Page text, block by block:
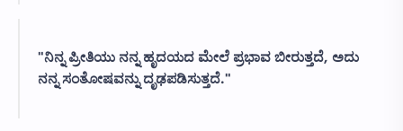
"ನಿನ್ನ ಪ್ರೀತಿಯು ನನ್ನ ಹೃದಯದ ಮೇಲೆ ಪ್ರಭಾವ ಬೀರುತ್ತದೆ, ಅದು
ನನ್ನ ಸಂತೋಷವನ್ನು ದೃಢಪಡಿಸುತ್ತದೆ."